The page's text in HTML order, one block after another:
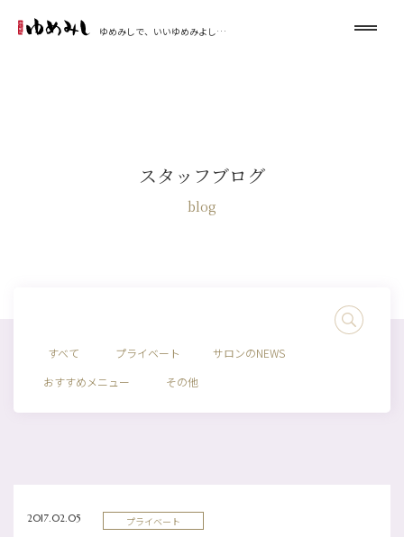
ゆめみしで、いいゆめみよし…
スタッフブログ
blog
すべて プライベート
サロンのNEWS
おすすめメニュー
その他
2017.02.05 プライベート